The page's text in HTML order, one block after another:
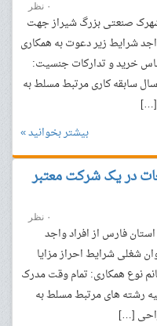
۰ نظر
شهرک صنعتی بزرگ شیراز جهت
شرایط زیر دعوت به همکاری
خرید و تدارکات جنسیت:
آقا نوع همکاری: تمام وقت دارای حداقل ۲ سال سابقه کاری مرتبط مسلط به
[…]
بیشتر بخوانید »
در یک شرکت معتبر
۰ نظر
فارس از افراد واجد
شغلی شرایط احراز مزایا
نوع همکاری: تمام وقت مدرک
رشته های مرتبط مسلط به
[…]